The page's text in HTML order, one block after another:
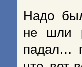
Надо
не шли
падал…